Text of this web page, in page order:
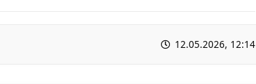
12.05.2026, 12:14